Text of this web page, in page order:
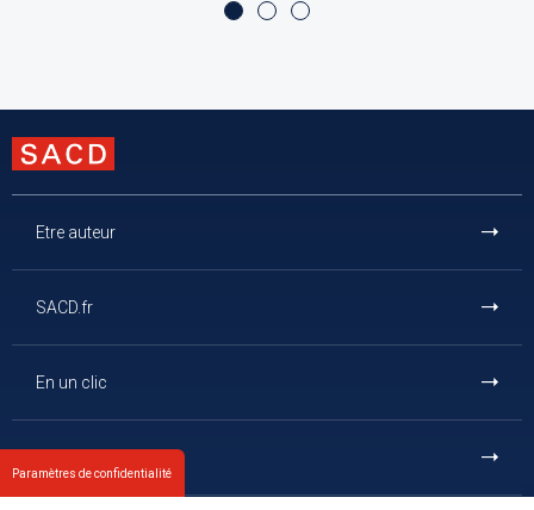
Etre auteur
SACD.fr
En un clic
Paramètres de confidentialité